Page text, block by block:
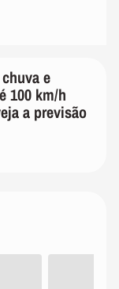
e
100 km/h
a previsão